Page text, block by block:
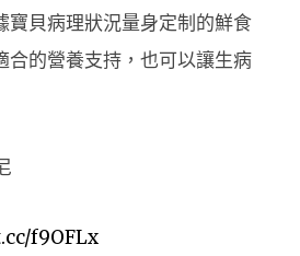
寶貝病理狀況量身定制的鮮食
合的營養支持，也可以讓生病
f9OFLx